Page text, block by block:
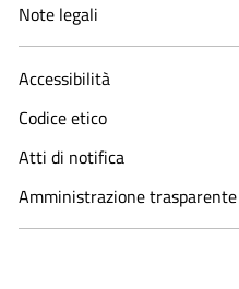
Note legali
Accessibilità
Codice etico
Atti di notifica
Amministrazione trasparente